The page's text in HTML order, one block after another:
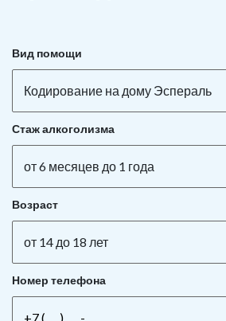
Вид помощи
Кодирование на дому Эспераль
Стаж алкоголизма
от 6 месяцев до 1 года
Возраст
от 14 до 18 лет
Номер телефона